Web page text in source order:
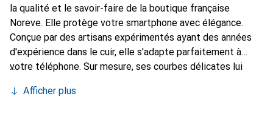
la qualité et le savoir-faire de la boutique française
Noreve. Elle protège votre smartphone avec élégance.
Conçue par des artisans expérimentés ayant des années
d'expérience dans le cuir, elle s'adapte parfaitement à
votre téléphone. Sur mesure, ses courbes délicates lui
accessoire chic et indispensable pour votre smartphone.
Afficher plus